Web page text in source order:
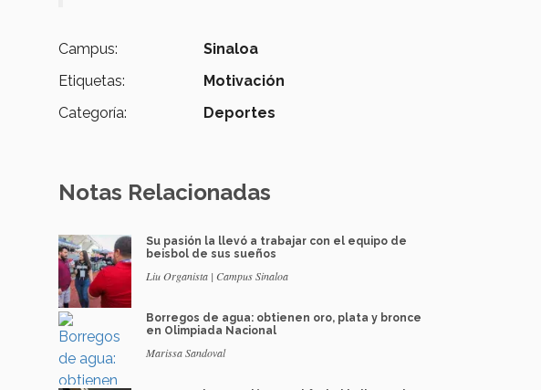
Campus:
Sinaloa
Etiquetas:
Motivación
Categoría:
Deportes
Notas Relacionadas
Su pasión la llevó a trabajar con el equipo de
beisbol de sus sueños
Liu Organista | Campus Sinaloa
Borregos de agua: obtienen oro, plata y bronce
en Olimpiada Nacional
Marissa Sandoval